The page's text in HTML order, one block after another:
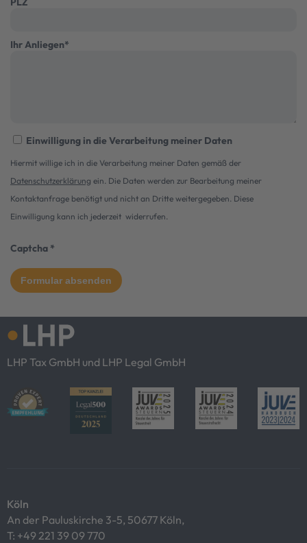
Ihr Anliegen*
Einwilligung in die Verarbeitung meiner Daten
Hiermit willige ich in die Verarbeitung meiner Daten gemäß der
Datenschutzerklärung ein. Die Daten werden zur Bearbeitung meiner
Kontaktanfrage benötigt und nicht an Dritte weitergegeben. Diese
Einwilligung kann ich jederzeit widerrufen.
Captcha *
LHP Tax GmbH und LHP Legal GmbH
Köln
An der Pauluskirche 3-5, 50677 Köln,
T: +49 221 39 09 770